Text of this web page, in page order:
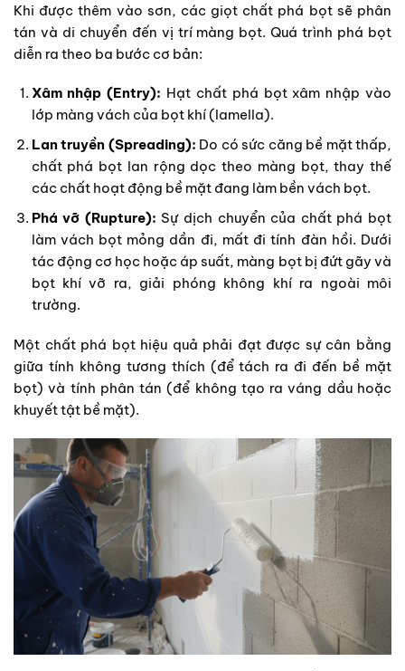
Khi được thêm vào sơn, các giọt chất phá bọt sẽ phân
tán và di chuyển đến vị trí màng bọt. Quá trình phá bọt
diễn ra theo ba bước cơ bản:
Xâm nhập (Entry): Hạt chất phá bọt xâm nhập vào
lớp màng vách của bọt khí (lamella).
Lan truyền (Spreading): Do có sức căng bề mặt thấp,
chất phá bọt lan rộng dọc theo màng bọt, thay thế
các chất hoạt động bề mặt đang làm bền vách bọt.
Phá vỡ (Rupture): Sự dịch chuyển của chất phá bọt
làm vách bọt mỏng dần đi, mất đi tính đàn hồi. Dưới
tác động cơ học hoặc áp suất, màng bọt bị đứt gãy và
bọt khí vỡ ra, giải phóng không khí ra ngoài môi
trường.
Một chất phá bọt hiệu quả phải đạt được sự cân bằng
giữa tính không tương thích (để tách ra đi đến bề mặt
bọt) và tính phân tán (để không tạo ra váng dầu hoặc
khuyết tật bề mặt).